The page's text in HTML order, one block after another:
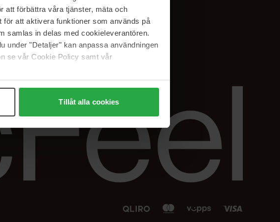
att förbättra våra tjänster, mäta och
att aktivera funktioner som används på
samlas in delas med cookieleverantören.
under "Detaljer" kan anpassa användningen
se vår Cookie Policy samt vår
Tillåt alla cookies
Spor bestillingen min
Retur og reklamasjon
Blush har blitt
Nordicfeel
Instagram
Linkedin